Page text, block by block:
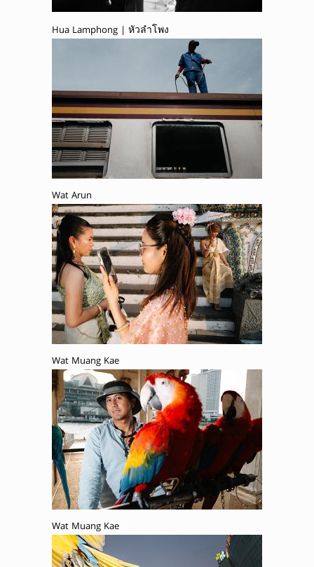
Hua Lamphong | หัวลำโพง
Wat Arun
Wat Muang Kae
Wat Muang Kae